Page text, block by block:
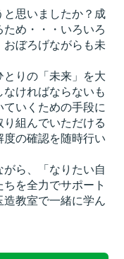
思いましたか？成
め・・・いろいろ
ぼろげながらも未
りの「未来」を大
ければならないも
いくための手段に
組んでいただける
の確認を随時行い
ら、「なりたい自
を全力でサポート
教室で一緒に学ん